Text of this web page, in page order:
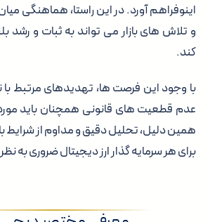
اینوفراهم آورد. در این راستا، هماهنگی
و تلاش های بازار می تواند به ثبات و رشد
کند.
با وجود این فرصت ها، تهدیدهای مرتبط با
عدم قطعیت های قانونی همچنان باید مورد
همین دلیل، تحلیل دقیق و مداوم از شرایط
برای هر سرمایه گذار ارز دیجیتال ضروری به